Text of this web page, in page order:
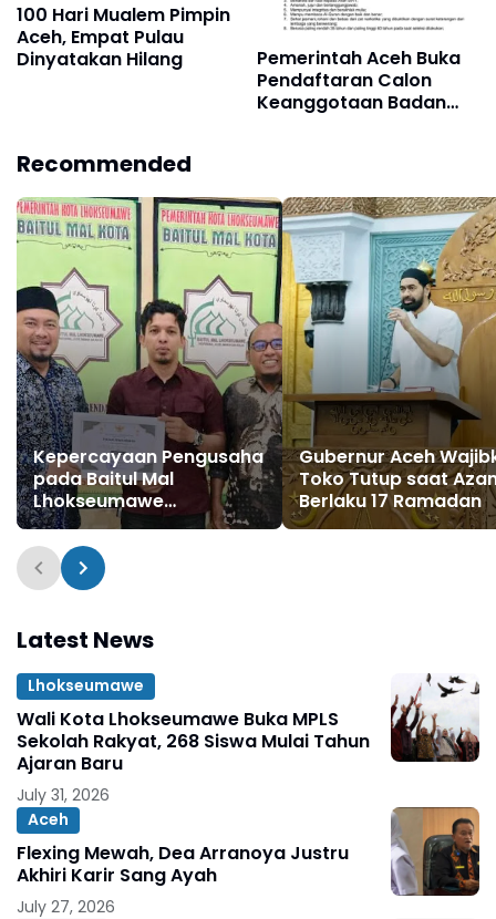
100 Hari Mualem Pimpin
Aceh, Empat Pulau
Dinyatakan Hilang
Pemerintah Aceh Buka
Pendaftaran Calon
Keanggotaan Badan
Recommended
Kepercayaan Pengusaha
pada Baitul Mal
Lhokseumawe
Meningkat, Zakat Rp 20
Juta Disetor
Gubernur Aceh
Toko Tutup saat
Berlaku 17 Ramadan
Latest News
Lhokseumawe
Wali Kota Lhokseumawe Buka MPLS
Sekolah Rakyat, 268 Siswa Mulai Tahun
Ajaran Baru
July 31, 2026
Aceh
Flexing Mewah, Dea Arranoya Justru
Akhiri Karir Sang Ayah
July 27, 2026